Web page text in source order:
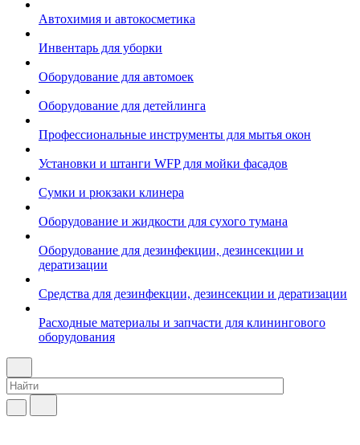
Автохимия и автокосметика
Инвентарь для уборки
Оборудование для автомоек
Оборудование для детейлинга
Профессиональные инструменты для мытья окон
Установки и штанги WFP для мойки фасадов
Сумки и рюкзаки клинера
Оборудование и жидкости для сухого тумана
Оборудование для дезинфекции, дезинсекции и
дератизации
Средства для дезинфекции, дезинсекции и дератизации
Расходные материалы и запчасти для клинингового
оборудования